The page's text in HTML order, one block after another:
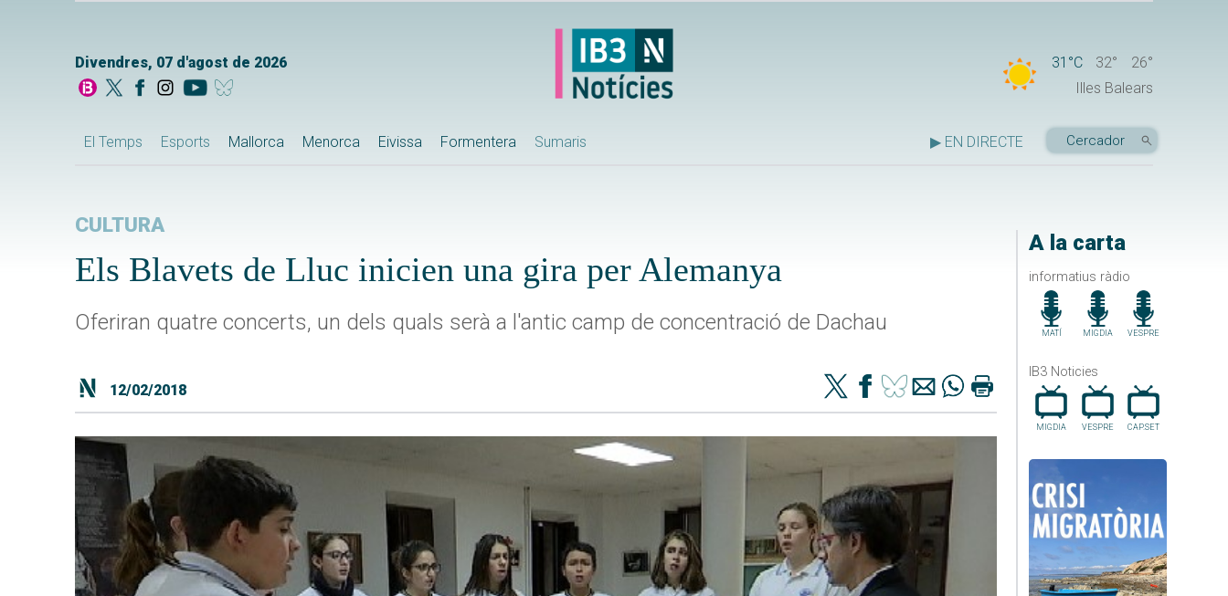
Divendres, 07 d'agost de 2026 31°C 32°
26°
Illes Balears
El Temps Esports Mallorca Menorca Eivissa Formentera Sumaris ▶ EN DIRECTE
A la carta
informatius ràdio
MATÍ MIGDIA VESPRE
IB3 Noticies
MIGDIA VESPRE CAP.SET
CULTURA
Els Blavets de Lluc inicien una gira per Alemanya
Oferiran quatre concerts, un dels quals serà a l'antic camp de concentració de Dachau
12/02/2018